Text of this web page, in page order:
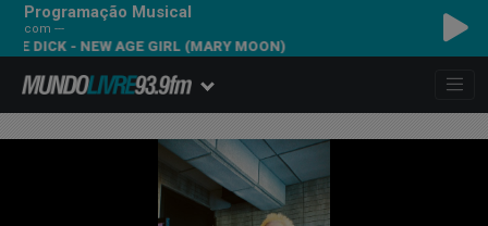
Programação Musical
com ---
DICK - NEW AGE GIRL (MARY MOON)